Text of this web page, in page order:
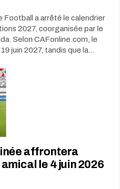
Football a arrêté le calendrier
2027, coorganisée par le
Selon CAFonline.com, le
juin 2027, tandis que la…
affrontera
le 4 juin 2026